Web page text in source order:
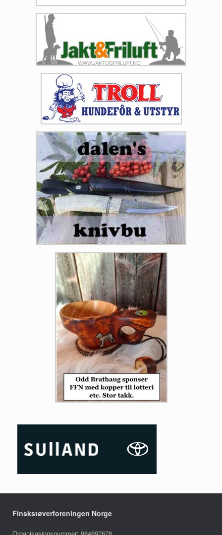
Finskstøverforeningen Norge